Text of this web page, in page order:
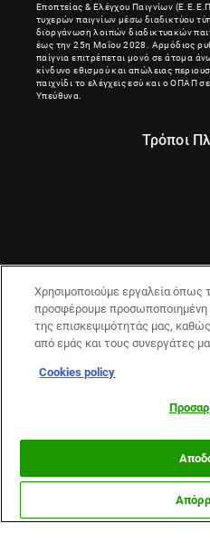
ΜΟΥΝΤΙΑΛ OPTA
Εποπτείας & Ελέγχου Παιγνίων
τυχερών παιγνίων μέσω διαδικτύου
διοργάνωση λοιπών διαδικτυακών
έως την 25η Μαΐου 2028. Αρμόδιος
παίγνια επιτρέπεται μονό σε άτομα
κίνδυνο εθισμού και απώλειας
παιχνίδι το ελέγχεις εσύ και ο ΟΠΑΠ
Υπεύθυνα.
Τρόποι
Χρησιμοποιούμε εργαλεία όπως
προσφέρουμε προσωποποιημένη
της επισκεψιμότητάς μας,
από εμάς και τους συνεργάτες
Cookies policy